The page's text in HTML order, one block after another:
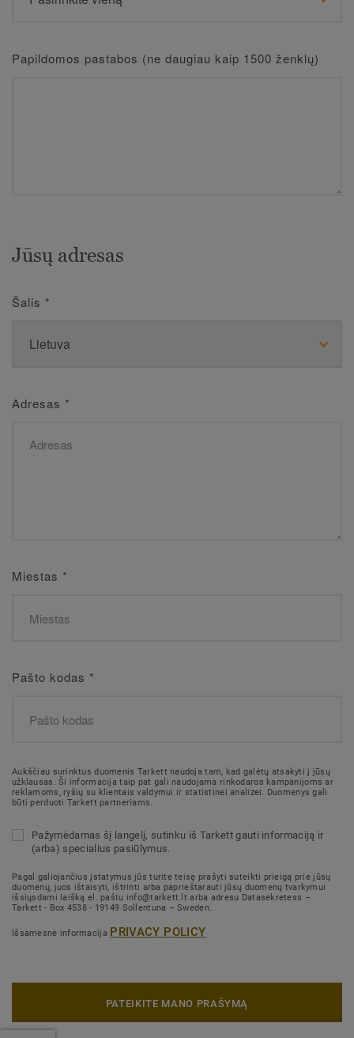
Papildomos pastabos (ne daugiau kaip 1500 ženklų)
Jūsų adresas
Šalis *
Adresas *
Miestas *
Pašto kodas *
Aukščiau surinktus duomenis Tarkett naudoja tam, kad galėtų atsakyti į jūsų
užklausas. Ši informacija taip pat gali naudojama rinkodaros kampanijoms ar
reklamoms, ryšių su klientais valdymui ir statistinei analizei. Duomenys gali
būti perduoti Tarkett partneriams.
Pažymėdamas šį langelį, sutinku iš Tarkett gauti informaciją ir
(arba) specialius pasiūlymus.
Pagal galiojančius įstatymus jūs turite teisę prašyti suteikti prieigą prie jūsų
duomenų, juos ištaisyti, ištrinti arba paprieštarauti jūsų duomenų tvarkymui
išsiųsdami laišką el. paštu info@tarkett.lt arba adresu Datasekretess –
Tarkett - Box 4538 - 19149 Sollentuna – Sweden.
Išsamesnė informacija PRIVACY POLICY
PATEIKITE MANO PRAŠYMĄ